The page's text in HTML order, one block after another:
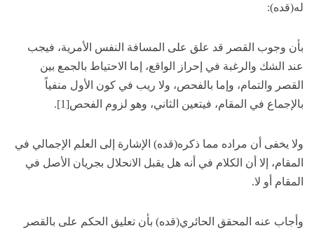
له(قده):
بأن وجوب القصر قد علق على المسافة النفس الأمرية، فيجب
عند الشك والرغبة في إحراز الواقع، إما الاحتياط بالجمع بين
القصر والتمام، وإما بالفحص، ولا ريب في كون الأول منفياً
بالإجماع في المقام، فيتعين الثاني، وهو لزوم الفحص[1].
ولا يخفى أن مراده مما ذكره(قده) الإشارة إلى العلم الإجمالي في
المقام، إلا أن الكلام في أنه هل يقبل الانحلال بجريان الأصل في
المقام أو لا.
وأجاب عنه المحقق الحائري(قده) بأن تعليق الحكم على بالقصر